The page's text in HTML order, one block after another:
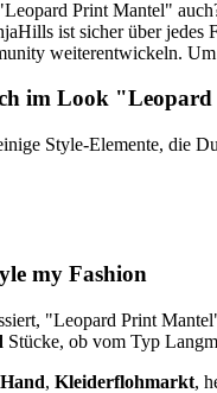
Print Mantel"
ist sicher über
weiterentwickeln.
im Look
Style-Elemente, die
my Fashion
"Leopard Print
Stücke, ob vom Typ
, Kleiderflohmarkt,